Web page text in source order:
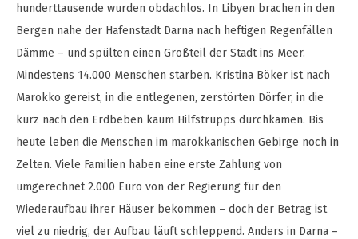
hunderttausende wurden obdachlos. In Libyen brachen in den
Bergen nahe der Hafenstadt Darna nach heftigen Regenfällen
Dämme – und spülten einen Großteil der Stadt ins Meer.
Mindestens 14.000 Menschen starben. Kristina Böker ist nach
Marokko gereist, in die entlegenen, zerstörten Dörfer, in die
kurz nach den Erdbeben kaum Hilfstrupps durchkamen. Bis
heute leben die Menschen im marokkanischen Gebirge noch in
Zelten. Viele Familien haben eine erste Zahlung von
umgerechnet 2.000 Euro von der Regierung für den
Wiederaufbau ihrer Häuser bekommen – doch der Betrag ist
viel zu niedrig, der Aufbau läuft schleppend. Anders in Darna –